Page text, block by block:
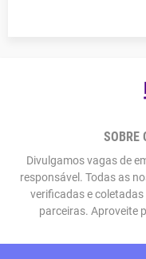
SOBRE
Divulgamos vagas de
responsável. Todas as
verificadas e
parceiras. Aproveite